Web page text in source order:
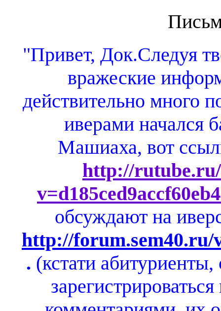
"Привет, Док.Следуя
вражеские
действительно много
иверами начался
Машиаха, вот
http://
обсуждают на
http://forum.sem40.ru/
. (кстати